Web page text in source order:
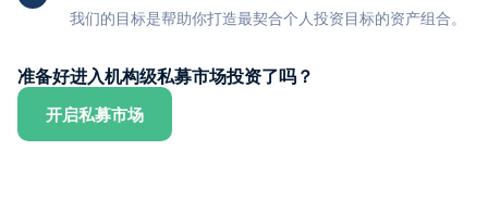
我们的目标是帮助你打造最契合个人投资目标的资产组合。
准备好进入机构级私募市场投资了吗？
开启私募市场